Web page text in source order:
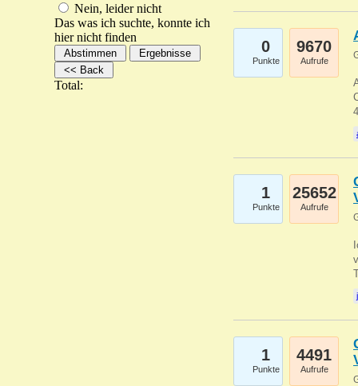
Nein, leider nicht
Das was ich suchte, konnte ich
hier nicht finden
Total:
0
Punkte
9670
Aufrufe
1
Punkte
25652
Aufrufe
1
Punkte
4491
Aufrufe